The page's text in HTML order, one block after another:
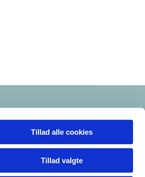
Tillad alle cookies
Tillad valgte